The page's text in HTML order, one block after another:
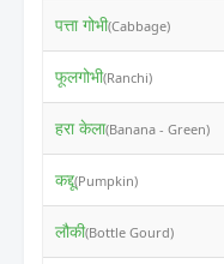
पत्ता गोभी(Cabbage)
फूलगोभी(Ranchi)
हरा केला(Banana - Green)
कद्दू(Pumpkin)
लौकी(Bottle Gourd)